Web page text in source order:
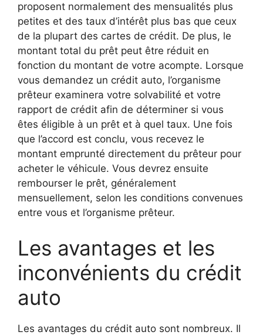
proposent normalement des mensualités plus
petites et des taux d’intérêt plus bas que ceux
de la plupart des cartes de crédit. De plus, le
montant total du prêt peut être réduit en
fonction du montant de votre acompte. Lorsque
vous demandez un crédit auto, l’organisme
prêteur examinera votre solvabilité et votre
rapport de crédit afin de déterminer si vous
êtes éligible à un prêt et à quel taux. Une fois
que l’accord est conclu, vous recevez le
montant emprunté directement du prêteur pour
acheter le véhicule. Vous devrez ensuite
rembourser le prêt, généralement
mensuellement, selon les conditions convenues
entre vous et l’organisme prêteur.
Les avantages et les
inconvénients du crédit
auto
Les avantages du crédit auto sont nombreux. Il